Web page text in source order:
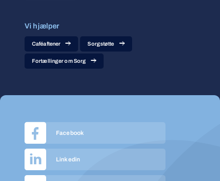
Vi hjælper
Caféaftener Sorgstøtte
Fortællinger om Sorg
Facebook
Linkedin